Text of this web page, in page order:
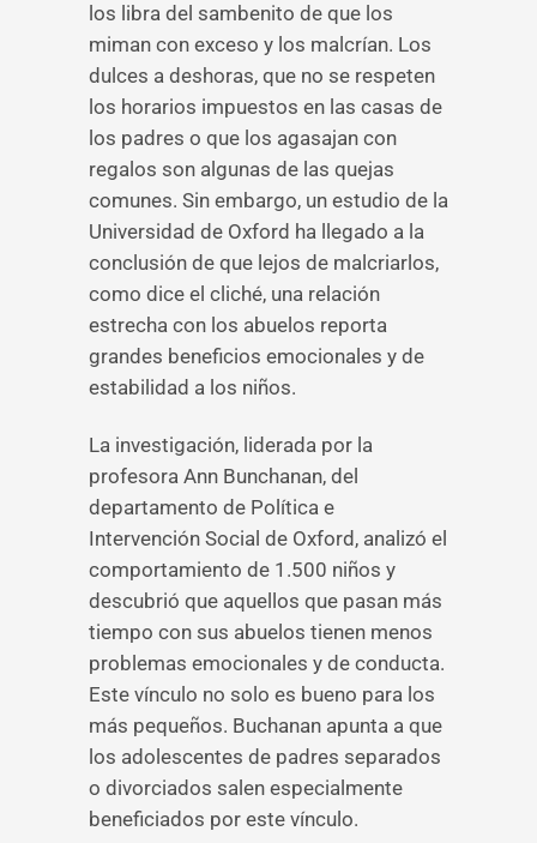
los libra del sambenito de que los
miman con exceso y los malcrían. Los
dulces a deshoras, que no se respeten
los horarios impuestos en las casas de
los padres o que los agasajan con
regalos son algunas de las quejas
comunes. Sin embargo, un estudio de la
Universidad de Oxford ha llegado a la
conclusión de que lejos de malcriarlos,
como dice el cliché, una relación
estrecha con los abuelos reporta
grandes beneficios emocionales y de
estabilidad a los niños.
La investigación, liderada por la
profesora Ann Bunchanan, del
departamento de Política e
Intervención Social de Oxford, analizó el
comportamiento de 1.500 niños y
descubrió que aquellos que pasan más
tiempo con sus abuelos tienen menos
problemas emocionales y de conducta.
Este vínculo no solo es bueno para los
más pequeños. Buchanan apunta a que
los adolescentes de padres separados
o divorciados salen especialmente
beneficiados por este vínculo.